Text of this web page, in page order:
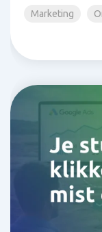
Marketing